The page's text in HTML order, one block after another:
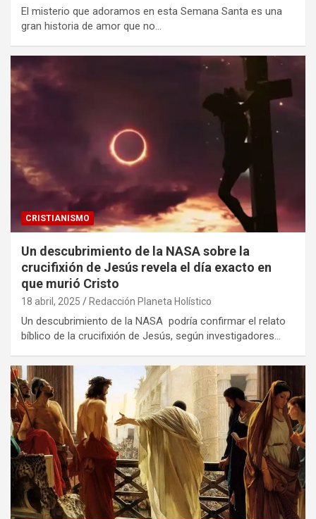
El misterio que adoramos en esta Semana Santa es una
gran historia de amor que no…
CRISTIANISMO
Un descubrimiento de la NASA sobre la
crucifixión de Jesús revela el día exacto en
que murió Cristo
18 abril, 2025 Redacción Planeta Holístico
Un descubrimiento de la NASA podría confirmar el relato
bíblico de la crucifixión de Jesús, según investigadores…